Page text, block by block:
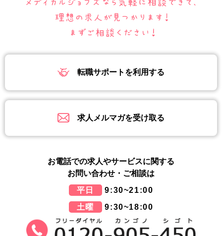
転職サポートを利用する
求人メルマガを受け取る
お電話での求人やサービスに関する
お問い合わせ・ご相談は
平日
9:30~21:00
土曜
9:30~18:00